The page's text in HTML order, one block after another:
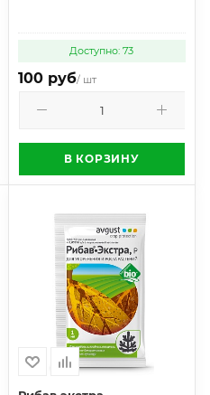
Доступно: 73
100 руб/ шт
В КОРЗИНУ